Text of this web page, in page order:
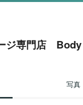
ジ専門店
写真